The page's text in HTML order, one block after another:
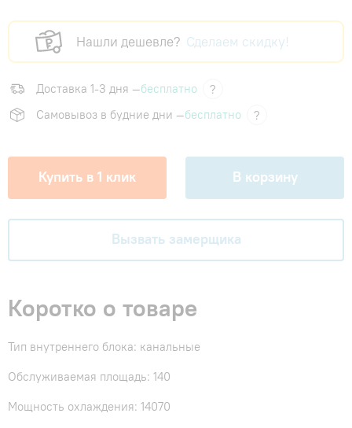
Нашли дешевле? Сделаем скидку!
Доставка 1-3 дня —бесплатно
?
Самовывоз в будние дни —бесплатно ?
Купить в 1 клик В корзину
Вызвать замерщика
Коротко о товаре
Тип внутреннего блока: канальные
Обслуживаемая площадь: 140
Мощность охлаждения: 14070